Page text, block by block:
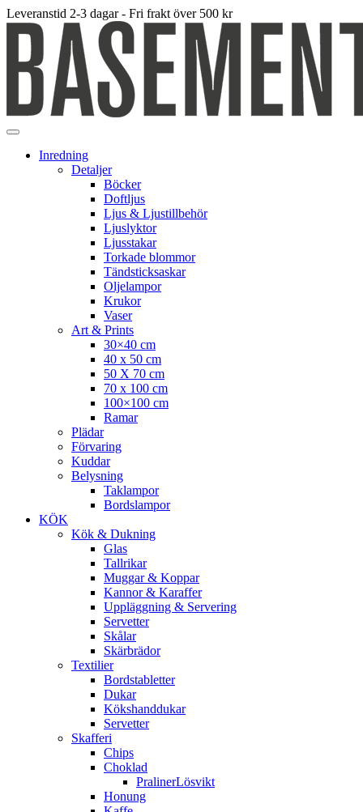
Leveranstid 2-3 dagar - Fri frakt över 500 kr
Inredning
Detaljer
Böcker
Doftljus
Ljus & Ljustillbehör
Ljuslyktor
Ljusstakar
Torkade blommor
Tändsticksaskar
Oljelampor
Krukor
Vaser
Art & Prints
30×40 cm
40 x 50 cm
50 X 70 cm
70 x 100 cm
100×100 cm
Ramar
Plädar
Förvaring
Kuddar
Belysning
Taklampor
Bordslampor
KÖK
Kök & Dukning
Glas
Tallrikar
Muggar & Koppar
Kannor & Karaffer
Uppläggning & Servering
Servetter
Skålar
Skärbrädor
Textilier
Bordstabletter
Dukar
Kökshanddukar
Servetter
Skafferi
Chips
Choklad
PralinerLösvikt
Honung